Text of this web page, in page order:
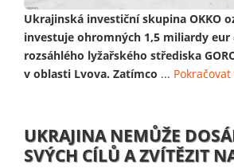
Ukrajinská investiční skupina OKKO
investuje ohromných 1,5 miliardy eur
rozsáhlého lyžařského střediska
v oblasti Lvova. Zatímco ...
UKRAJINA NEMŮŽE
SVÝCH CÍLŮ A ZVÍTĚZIT